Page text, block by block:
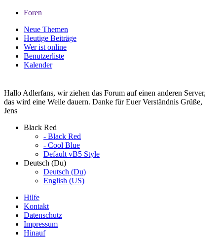
Foren
Neue Themen
Heutige Beiträge
Wer ist online
Benutzerliste
Kalender
Hallo Adlerfans, wir ziehen das Forum auf einen anderen Server,
das wird eine Weile dauern. Danke für Euer Verständnis Grüße,
Jens
Black Red
- Black Red
- Cool Blue
Default vB5 Style
Deutsch (Du)
Deutsch (Du)
English (US)
Hilfe
Kontakt
Datenschutz
Impressum
Hinauf